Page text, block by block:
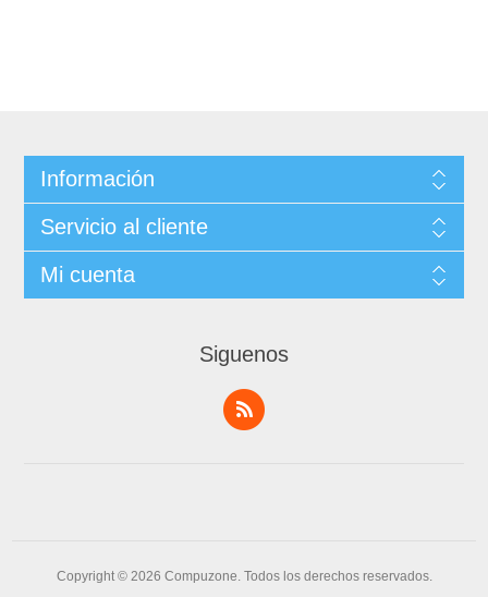
Información
Servicio al cliente
Mi cuenta
Siguenos
Copyright © 2026 Compuzone. Todos los derechos reservados.